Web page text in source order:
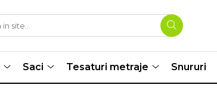
Saci Tesaturi metraje Snururi